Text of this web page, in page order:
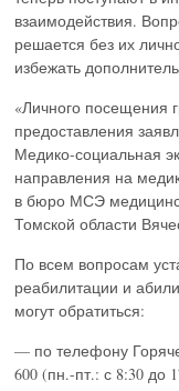
взаимодействия.
решается без их
избежать
«Личного посещения
предоставления
Медико-социальная
направления на
в бюро МСЭ
Томской области
По всем вопросам
реабилитации и
могут обратиться:
— по телефону
600 (пн.-пт.: с 8:30 до